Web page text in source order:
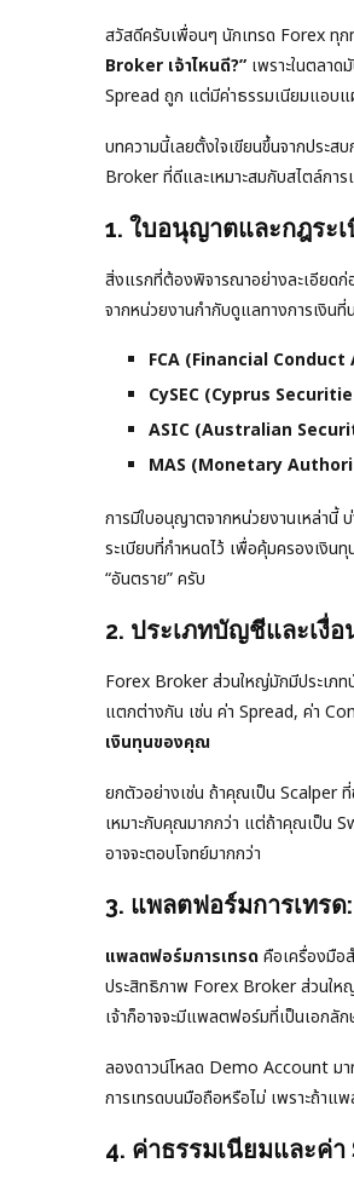
สวัสดีครับเพื่อนๆ นักเทรด Forex ทุ
Broker เจ้าไหนดี?” เพราะในตลา
Spread ถูก แต่มีค่าธรรมเนียมแอบแ
บทความนี้เลยตั้งใจเขียนขึ้นจากประ
Broker ที่ดีและเหมาะสมกับสไตล์กา
1. ใบอนุญาตและกฎระ
สิ่งแรกที่ต้องพิจารณาอย่างละเอียด
จากหน่วยงานกำกับดูแลทางการเงินที่
FCA (Financial
CySEC (Cyprus
ASIC (Australian
MAS (Monetary
การมีใบอนุญาตจากหน่วยงานเหล่านี้
ระเบียบที่กำหนดไว้ เพื่อคุ้มครองเงิน
“อันตราย” ครับ
2. ประเภทบัญชีและเงื่อ
Forex Broker ส่วนใหญ่มักมีประเภ
แตกต่างกัน เช่น ค่า Spread, ค่า
เงินทุนของคุณ
ยกตัวอย่างเช่น ถ้าคุณเป็น Scalper
เหมาะกับคุณมากกว่า แต่ถ้าคุณเป็น
อาจจะตอบโจทย์มากกว่า
3. แพลตฟอร์มการเทรด
แพลตฟอร์มการเทรด คือเครื่องมือ
ประสิทธิภาพ Forex Broker ส่วนใ
เจ้าก็อาจจะมีแพลตฟอร์มที่เป็นเอกลั
ลองดาวน์โหลด Demo Account มา
การเทรดบนมือถือหรือไม่ เพราะถ้า
4. ค่าธรรมเนียมและค่